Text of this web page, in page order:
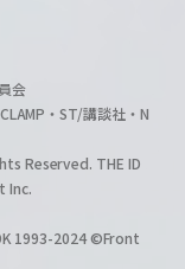
会
・ST/講談社・N
Reserved. THE ID
Inc.
1993-2024 ©Front